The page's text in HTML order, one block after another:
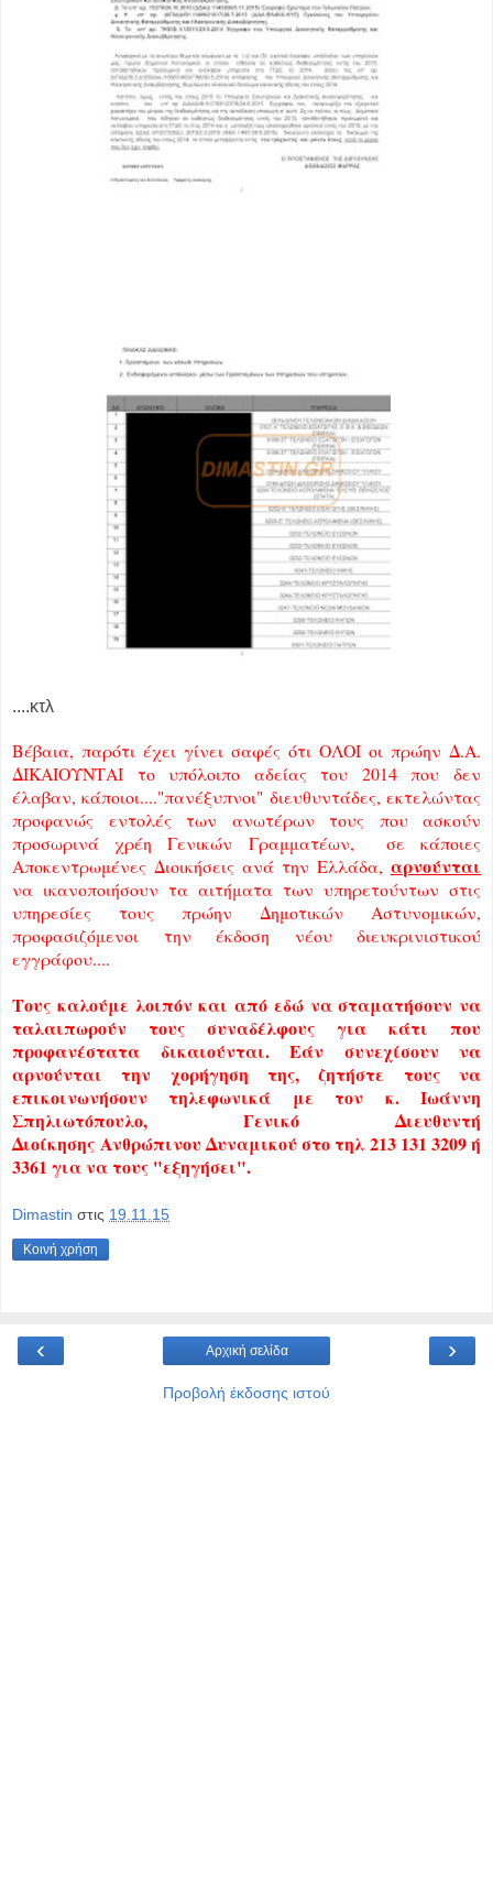
....κτλ
Βέβαια, παρότι έχει γίνει σαφές ότι ΟΛΟΙ οι πρώην Δ.Α.
ΔΙΚΑΙΟΥΝΤΑΙ το υπόλοιπο αδείας του 2014 που δεν
έλαβαν, κάποιοι...."πανέξυπνοι" διευθυντάδες, εκτελώντας
προφανώς εντολές των ανωτέρων τους που ασκούν
προσωρινά χρέη Γενικών Γραμματέων, σε κάποιες
Αποκεντρωμένες Διοικήσεις ανά την Ελλάδα, αρνούνται
να ικανοποιήσουν τα αιτήματα των υπηρετούντων στις
υπηρεσίες τους πρώην Δημοτικών Αστυνομικών,
προφασιζόμενοι την έκδοση νέου διευκρινιστικού
εγγράφου....
Τους καλούμε λοιπόν και από εδώ να σταματήσουν να
ταλαιπωρούν τους συναδέλφους για κάτι που
προφανέστατα δικαιούνται. Εάν συνεχίσουν να
αρνούνται την χορήγηση της, ζητήστε τους να
επικοινωνήσουν τηλεφωνικά με τον κ. Ιωάννη
Σπηλιωτόπουλο, Γενικό Διευθυντή
Διοίκησης Ανθρώπινου Δυναμικού στο τηλ 213 131 3209 ή
3361 για να τους "εξηγήσει".
Dimastin στις 19.11.15
Κοινή χρήση
‹ ›
Αρχική σελίδα
Προβολή έκδοσης ιστού